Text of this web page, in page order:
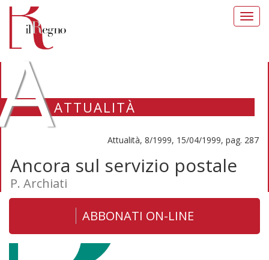
ATTUALITÀ
Attualità, 8/1999, 15/04/1999, pag. 287
Ancora sul servizio postale
P. Archiati
ABBONATI ON-LINE